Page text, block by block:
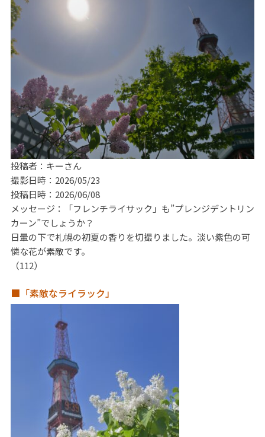
投稿者：キーさん
撮影日時：2026/05/23
投稿日時：2026/06/08
メッセージ：「フレンチライサック」も”プレンジデントリン
カーン”でしょうか？
日暈の下で札幌の初夏の香りを切撮りました。淡い紫色の可
憐な花が素敵です。
（112）
■「素敵なライラック」